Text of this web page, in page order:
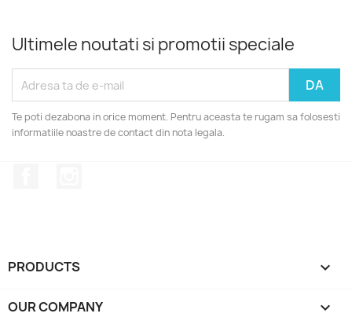
Ultimele noutati si promotii speciale
Te poti dezabona in orice moment. Pentru aceasta te rugam sa folosesti
informatiile noastre de contact din nota legala.
PRODUCTS 
OUR COMPANY 